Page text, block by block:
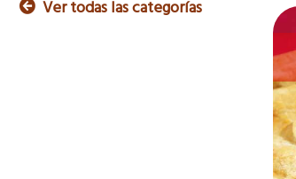
Ver todas las categorías